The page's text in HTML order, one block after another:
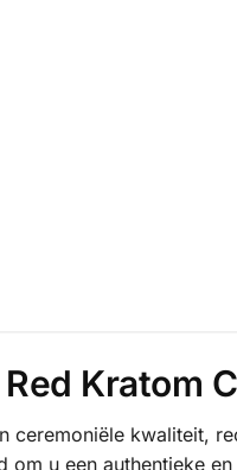
Kratom
ceremoniële kwaliteit,
u een authentieke